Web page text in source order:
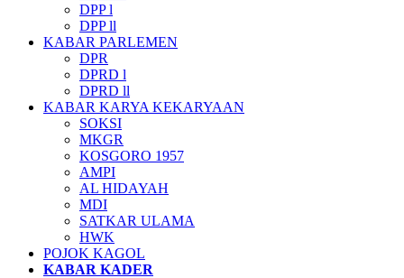
DPP l
DPP ll
KABAR PARLEMEN
DPR
DPRD l
DPRD ll
KABAR KARYA KEKARYAAN
SOKSI
MKGR
KOSGORO 1957
AMPI
AL HIDAYAH
MDI
SATKAR ULAMA
HWK
POJOK KAGOL
KABAR KADER